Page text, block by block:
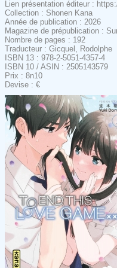
Lien présentation éditeur :
Collection : Shonen Kana
Année de publication : 2026
Magazine de prépublication :
Nombre de pages : 192
Traducteur : Gicquel, Rodolphe
ISBN 13 : 978-2-5051-4357-4
ISBN 10 / ASIN : 2505143579
Prix : 8n10
Devise : €